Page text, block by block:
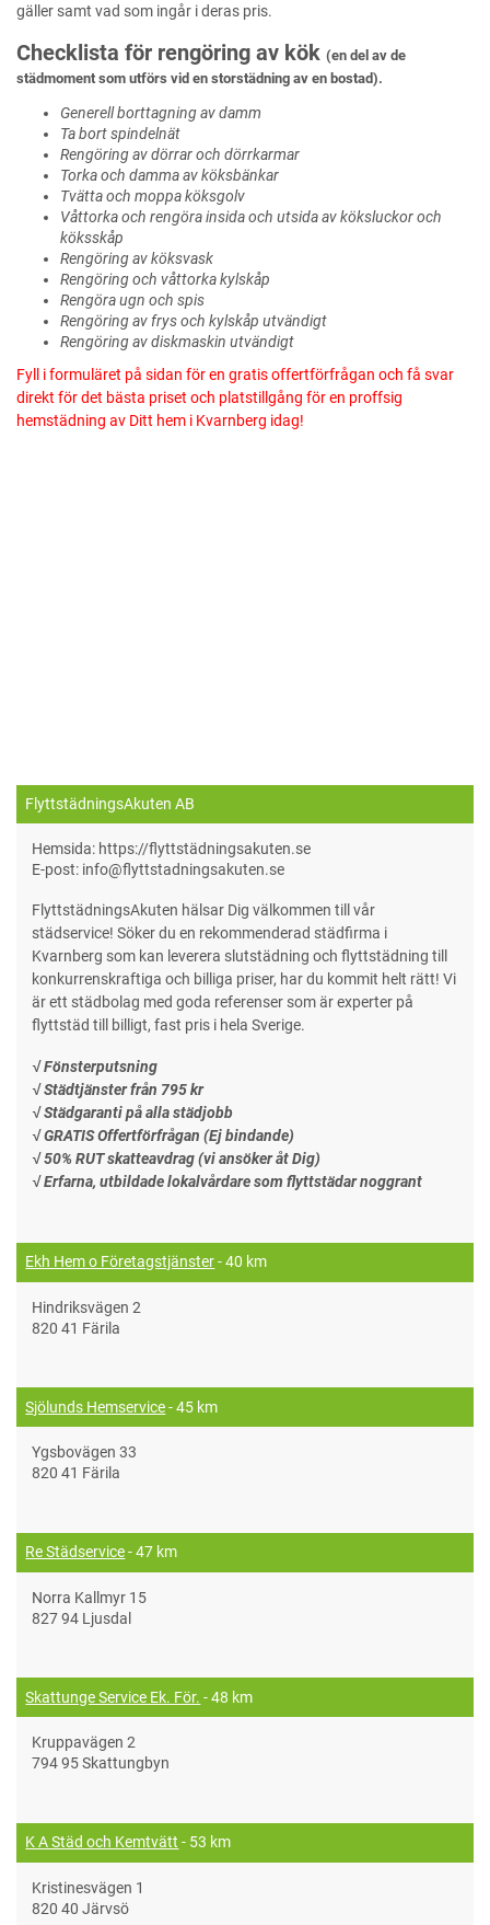
gäller samt vad som ingår i deras pris.
Checklista för rengöring av kök (en del av de
städmoment som utförs vid en storstädning av en bostad).
Generell borttagning av damm
Ta bort spindelnät
Rengöring av dörrar och dörrkarmar
Torka och damma av köksbänkar
Tvätta och moppa köksgolv
Våttorka och rengöra insida och utsida av köksluckor och
köksskåp
Rengöring av köksvask
Rengöring och våttorka kylskåp
Rengöra ugn och spis
Rengöring av frys och kylskåp utvändigt
Rengöring av diskmaskin utvändigt
Fyll i formuläret på sidan för en gratis offertförfrågan och få svar
direkt för det bästa priset och platstillgång för en proffsig
hemstädning av Ditt hem i Kvarnberg idag!
FlyttstädningsAkuten AB
Hemsida: https://flyttstädningsakuten.se
E-post: info@flyttstadningsakuten.se
FlyttstädningsAkuten hälsar Dig välkommen till vår
städservice! Söker du en rekommenderad städfirma i
Kvarnberg som kan leverera slutstädning och flyttstädning till
konkurrenskraftiga och billiga priser, har du kommit helt rätt! Vi
är ett städbolag med goda referenser som är experter på
flyttstäd till billigt, fast pris i hela Sverige.
√ Fönsterputsning
√ Städtjänster från 795 kr
√ Städgaranti på alla städjobb
√ GRATIS Offertförfrågan (Ej bindande)
√ 50% RUT skatteavdrag (vi ansöker åt Dig)
√ Erfarna, utbildade lokalvårdare som flyttstädar noggrant
Ekh Hem o Företagstjänster- 40 km
Hindriksvägen 2
820 41 Färila
Sjölunds Hemservice- 45 km
Ygsbovägen 33
820 41 Färila
Re Städservice- 47 km
Norra Kallmyr 15
827 94 Ljusdal
Skattunge Service Ek. För. - 48 km
Kruppavägen 2
794 95 Skattungbyn
K A Städ och Kemtvätt - 53 km
Kristinesvägen 1
820 40 Järvsö